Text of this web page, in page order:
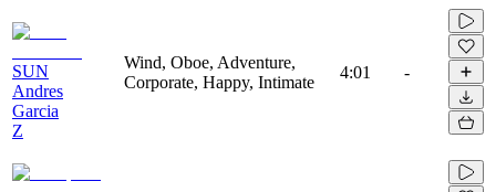
SUN
Andres
Garcia
Z
Wind, Oboe, Adventure,
Corporate, Happy, Intimate
4:01 -